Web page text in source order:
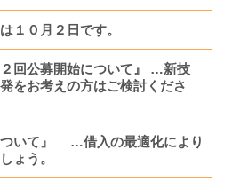
１０月２日です。
２回公募開始について』 …新技
をお考えの方はご検討くださ
ついて』 …借入の最適化により
ょう。